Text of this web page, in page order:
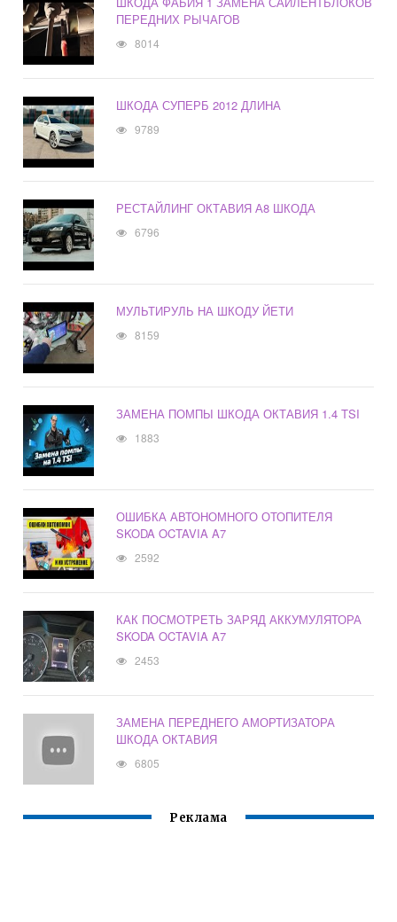
ПЕРЕДНИХ РЫЧАГОВ
8014
ШКОДА СУПЕРБ 2012 ДЛИНА
9789
РЕСТАЙЛИНГ ОКТАВИЯ А8 ШКОДА
6796
МУЛЬТИРУЛЬ НА ШКОДУ ЙЕТИ
8159
ЗАМЕНА ПОМПЫ ШКОДА ОКТАВИЯ 1.4 TSI
1883
ОШИБКА АВТОНОМНОГО ОТОПИТЕЛЯ
SKODA OCTAVIA A7
2592
КАК ПОСМОТРЕТЬ ЗАРЯД АККУМУЛЯТОРА
SKODA OCTAVIA A7
2453
ЗАМЕНА ПЕРЕДНЕГО АМОРТИЗАТОРА
ШКОДА ОКТАВИЯ
6805
Реклама